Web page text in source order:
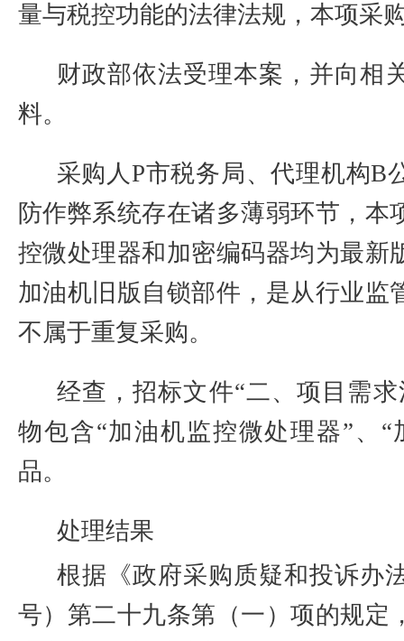
量与税控功能的法律法规，本项采
财政部依法受理本案，并向相
料。
采购人P市税务局、代理机构B
防作弊系统存在诸多薄弱环节，本
控微处理器和加密编码器均为最新
加油机旧版自锁部件，是从行业监
不属于重复采购。
经查，招标文件“二、项目需
物包含“加油机监控微处理器”、“
品。
处理结果
根据《政府采购质疑和投诉办
号）第二十九条第（一）项的规定